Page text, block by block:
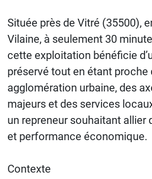
Située près de Vitré (35500),
Vilaine, à seulement 30
cette exploitation bénéficie
préservé tout en étant proche
agglomération urbaine, des
majeurs et des services
un repreneur souhaitant allier
et performance économique.
Contexte